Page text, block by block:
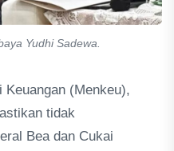
Yudhi Sadewa.
Keuangan (Menkeu),
tidak
Bea dan Cukai